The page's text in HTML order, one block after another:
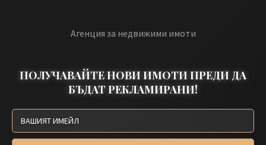
Агенция за недвижими имоти
ПОЛУЧАВАЙТЕ НОВИ ИМОТИ ПРЕДИ ДА
БЪДАТ РЕКЛАМИРАНИ!